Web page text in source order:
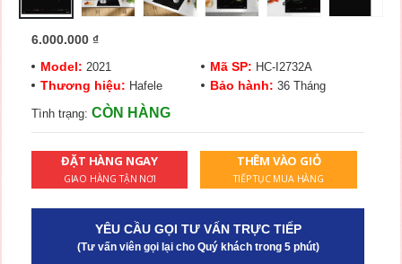
6.000.000 ₫
Model: 2021 Mã SP: HC-I2732A
Thương hiệu: Hafele Bảo hành: 36 Tháng
Tình trạng: CÒN HÀNG
ĐẶT HÀNG NGAY
GIAO HÀNG TẬN NƠI
THÊM VÀO GIỎ
TIẾP TỤC MUA HÀNG
YÊU CẦU GỌI TƯ VẤN TRỰC TIẾP
(Tư vấn viên gọi lại cho Quý khách trong 5 phút)